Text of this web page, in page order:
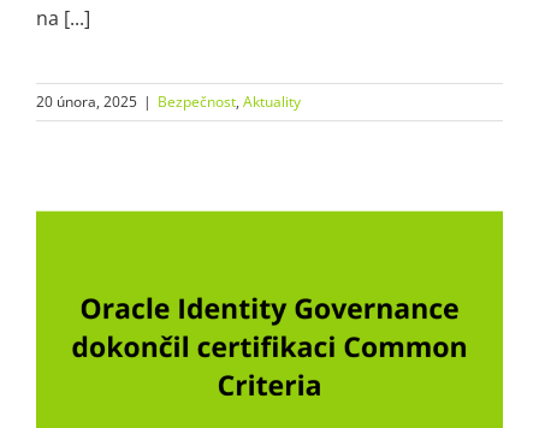
na [...]
20 února, 2025 | Bezpečnost, Aktuality